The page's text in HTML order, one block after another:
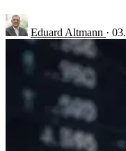
Eduard Altmann ·